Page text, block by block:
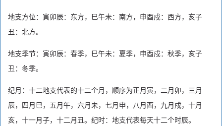
地支方位：寅卯辰：东方，巳午未：南方，申酉戍：西方，亥子
丑：北方。
地支季节：寅卯辰：春季，巳午未：夏季，申酉戍：秋季，亥子
丑：冬季。
纪月：十二地支代表的十二个月，顺序为正月寅，二月卯，三月
辰，四月巳，五月午，六月未，七月申，八月酉，九月戍，十月
亥，十一月子，十二月丑。纪时：地支代表每天十二个时辰。